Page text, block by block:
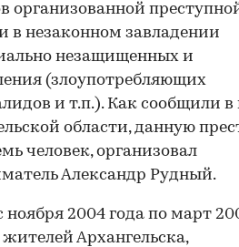
организованной
незаконном завладении
незащищенных и
(злоупотребляющих
и т.п.). Как сообщили в
области, данную
человек, организовал
Александр Рудный.
ноября 2004 года по март
Архангельска,